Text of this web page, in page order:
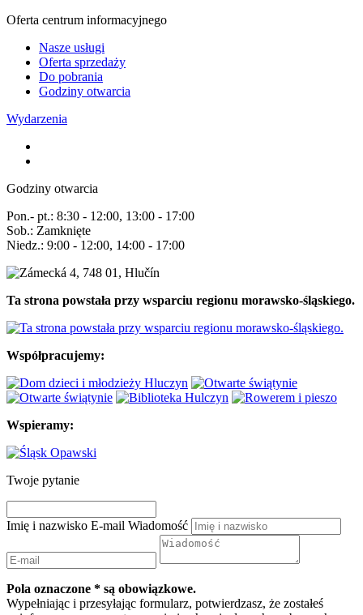
Oferta centrum informacyjnego
Nasze usługi
Oferta sprzedaży
Do pobrania
Godziny otwarcia
Wydarzenia
Godziny otwarcia
Pon.- pt.: 8:30 - 12:00, 13:00 - 17:00
Sob.: Zamknięte
Niedz.: 9:00 - 12:00, 14:00 - 17:00
Ta strona powstała przy wsparciu regionu morawsko-śląskiego.
Współpracujemy:
Wspieramy:
Twoje pytanie
Imię i nazwisko E-mail Wiadomość
Pola oznaczone * są obowiązkowe.
Wypełniając i przesyłając formularz, potwierdzasz, że zostałeś